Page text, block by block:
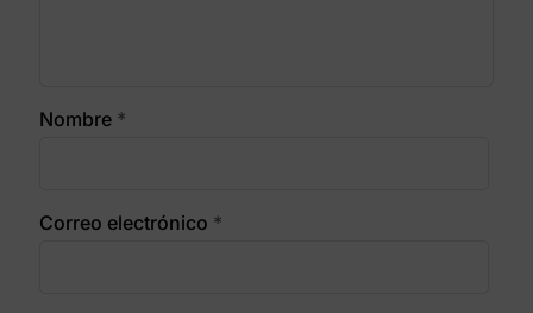
Nombre *
Correo electrónico *